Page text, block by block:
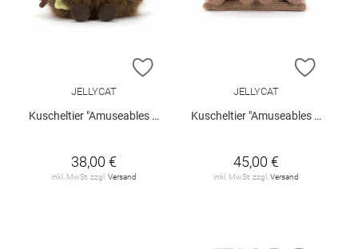
ZUR WUNSCHLISTE HINZUFÜGEN
JELLYCAT
Kuscheltier "Amuseables Mulshi Woodland Floor"
38,00 €
inkl. MwSt. zzgl. Versand
ZUR
JELLYCAT
Kuscheltier "Amuseables S'mores"
45,00 €
inkl. MwSt. zzgl. Versand